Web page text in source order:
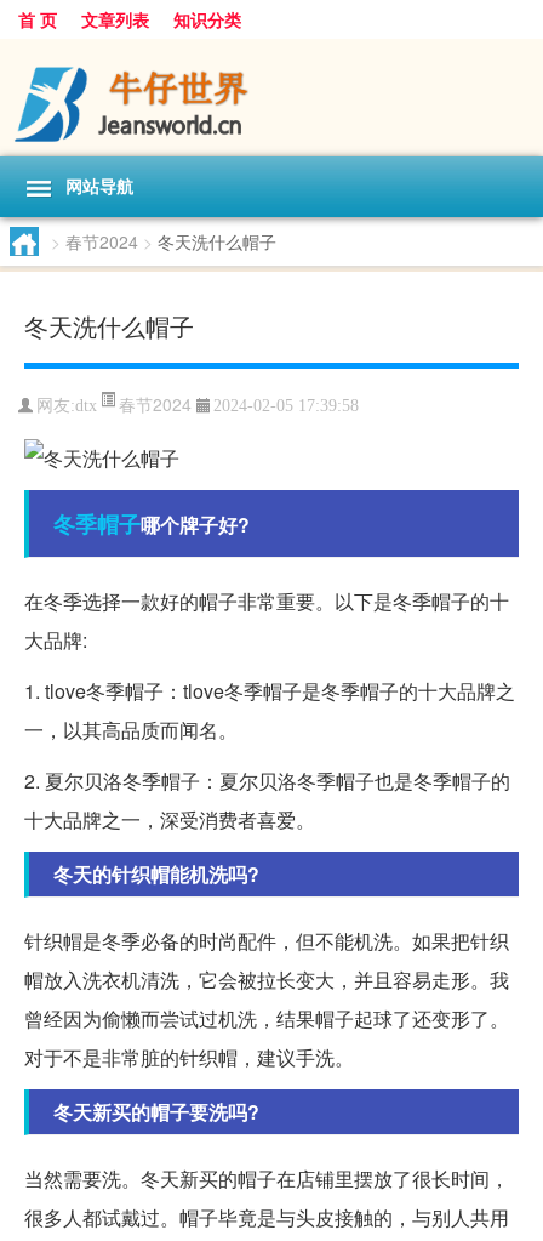
首 页 文章列表 知识分类
网站导航
> 春节2024 > 冬天洗什么帽子
冬天洗什么帽子
网友:dtx 春节2024 2024-02-05 17:39:58
冬季帽子哪个牌子好?
在冬季选择一款好的帽子非常重要。以下是冬季帽子的十
大品牌:
1. tlove冬季帽子：tlove冬季帽子是冬季帽子的十大品牌之
一，以其高品质而闻名。
2. 夏尔贝洛冬季帽子：夏尔贝洛冬季帽子也是冬季帽子的
十大品牌之一，深受消费者喜爱。
冬天的针织帽能机洗吗?
针织帽是冬季必备的时尚配件，但不能机洗。如果把针织
帽放入洗衣机清洗，它会被拉长变大，并且容易走形。我
曾经因为偷懒而尝试过机洗，结果帽子起球了还变形了。
对于不是非常脏的针织帽，建议手洗。
冬天新买的帽子要洗吗?
当然需要洗。冬天新买的帽子在店铺里摆放了很长时间，
很多人都试戴过。帽子毕竟是与头皮接触的，与别人共用